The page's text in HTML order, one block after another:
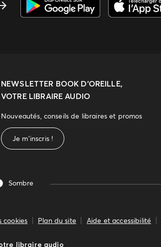
NEWSLETTER BOOK D’OREILLE,
VOTRE LIBRAIRE AUDIO
Nouveautés, conseils de libraires et promos
Je m'inscris !
Sombre
cookies Plan du site Aide et accessibilité
libraire audio